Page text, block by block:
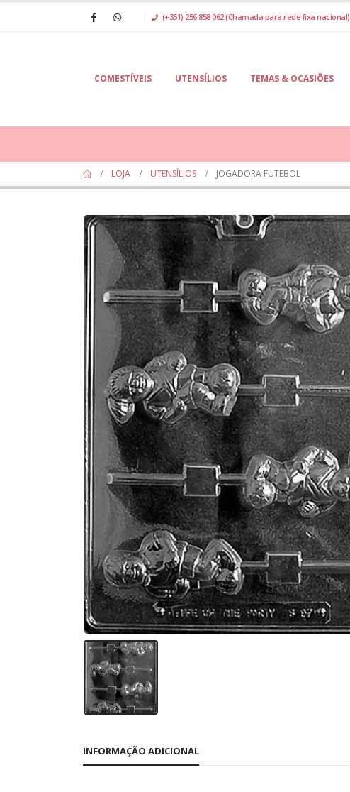
(+351) 256 858 062 (Chamada para rede fixa nacional)
COMESTÍVEIS UTENSÍLIOS TEMAS & OCASIÕES
LOJA UTENSÍLIOS JOGADORA FUTEBOL
INFORMAÇÃO ADICIONAL